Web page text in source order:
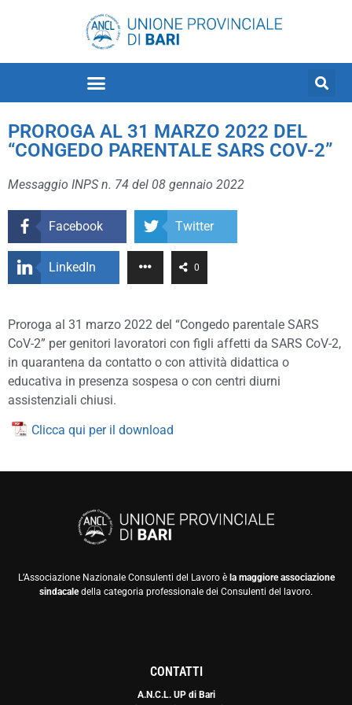
PROROGA AL 31 MARZO 2022 DEL
“CONGEDO PARENTALE SARS COV-2”
Messaggio INPS n. 74 del 08 gennaio 2022
Facebook Twitter
LinkedIn 0
Proroga al 31 marzo 2022 del “Congedo parentale SARS
CoV-2” per genitori lavoratori con figli affetti da SARS CoV-2,
in quarantena da contatto o con attività didattica o
educativa in presenza sospesa o con centri diurni
assistenziali chiusi.
Clicca qui per il download
L’Associazione Nazionale Consulenti del Lavoro èla maggiore associazione
sindacaledella categoria professionale dei Consulenti del lavoro.
CONTATTI
A.N.C.L. UP di Bari